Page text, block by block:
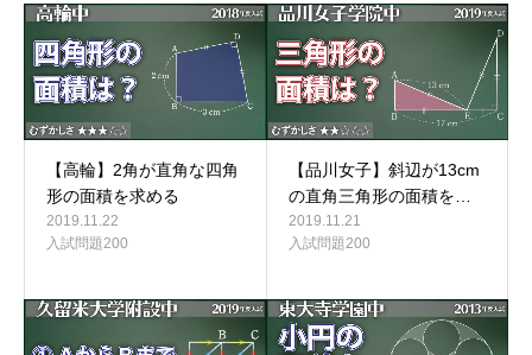
【高輪】2角が直角な四角
形の面積を求める
2019.11.22
入試問題200
【品川女子】斜辺が13cm
の直角三角形の面積を…
2019.11.21
入試問題200